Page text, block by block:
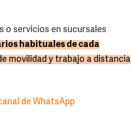
o servicios en sucursales
habituales de cada
movilidad y trabajo a distancia
de WhatsApp